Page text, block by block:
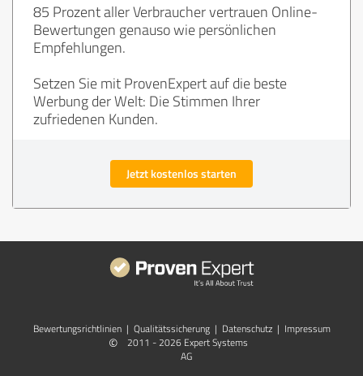
85 Prozent aller Verbraucher vertrauen Online-
Bewertungen genauso wie persönlichen
Empfehlungen.
Setzen Sie mit ProvenExpert auf die beste
Werbung der Welt: Die Stimmen Ihrer
zufriedenen Kunden.
Jetzt kostenlos starten
Bewertungs­richtlinien | Qualitätssicherung | Datenschutz | Impressum
©
2011 - 2026 Expert Systems
AG